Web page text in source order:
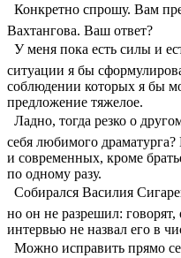
 Конкретно спрошу. Вам
Вахтангова. Ваш ответ?
 У меня пока есть силы и
ситуации я бы
соблюдении которых я бы
предложение тяжелое.
 Ладно, тогда резко о
себя любимого драматурга?
и современных, кроме
по одному разу.
 Собирался Василия
но он не разрешил: говорят,
интервью не назвал его в
 Можно исправить прямо